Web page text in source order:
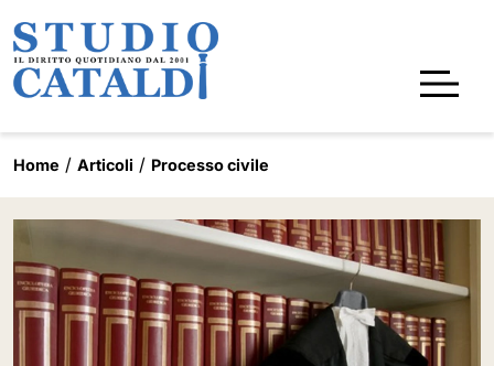
Home Articoli Processo civile